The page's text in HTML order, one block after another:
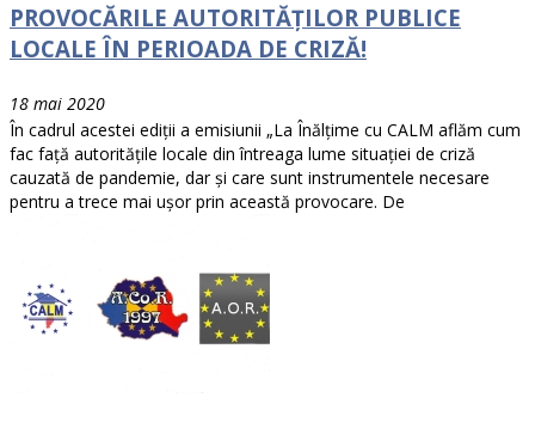
PROVOCĂRILE AUTORITĂȚILOR PUBLICE
LOCALE ÎN PERIOADA DE CRIZĂ!
18 mai 2020
În cadrul acestei ediții a emisiunii „La Înălțime cu CALM aflăm cum
fac față autoritățile locale din întreaga lume situației de criză
cauzată de pandemie, dar și care sunt instrumentele necesare
pentru a trece mai ușor prin această provocare. De